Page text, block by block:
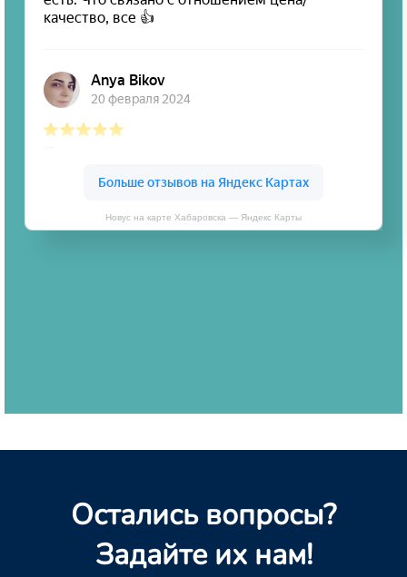
Новус на карте Хабаровска — Яндекс Карты
Остались вопросы?
Задайте их нам!